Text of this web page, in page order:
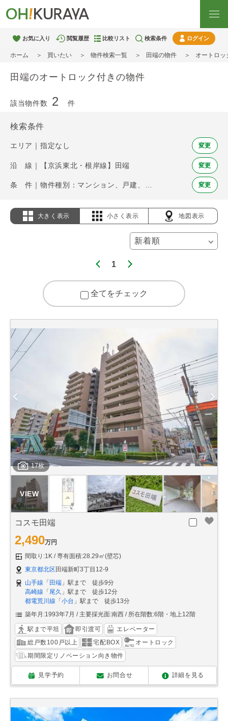
お気に入り 閲覧履歴 比較リスト 検索条件 ログイン
ホーム 買いたい 物件検索一覧 田端の物件 オートロッ
田端のオートロック付きの物件
該当物件数 2 件
検索条件
エリア｜指定なし 変更
沿 線｜【京浜東北・根岸線】田端 変更
変更
大きく表示 小さく表示 地図表示
1
全てをチェック
17枚
コスモ田端
2,490万円
間取り:1K
専有面積:28.29㎡(壁芯)
東京都北区 田端新町3丁目12-9
山手線 「 田端 」駅まで 徒歩9分
高崎線 「 尾久 」駅まで 徒歩12分
都電荒川線 「 小台 」駅まで 徒歩13分
築年月:1993年7月
主要採光面:南西 所在階数:6階・地上12階
駅まで平坦 即引渡可
エレベーター
総戸数100戸以上
宅配BOX
オートロック
期間限定リノベーション向き物件
見学予約 お問合せ 詳細を見る